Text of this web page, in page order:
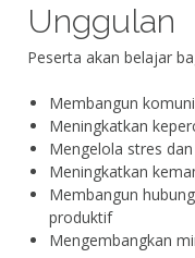
Unggulan
Peserta akan belajar
Membangun
Meningkatkan
Mengelola stres
Meningkatkan
Membangun
produktif
Mengembangkan